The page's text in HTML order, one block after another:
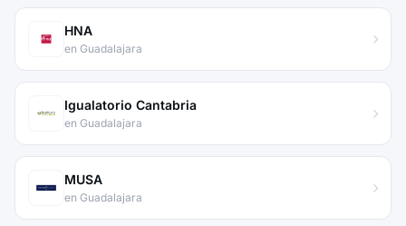
HNA
en Guadalajara
Igualatorio Cantabria
en Guadalajara
MUSA
en Guadalajara